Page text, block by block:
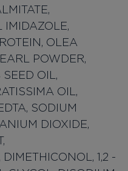
IMIDAZOLE,
OLEA
POWDER,
OIL,
OIL,
SODIUM
DIOXIDE,
1,2 -